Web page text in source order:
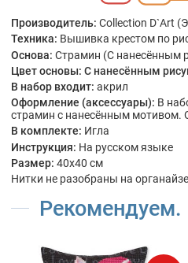
Производитель: Collection D`Art
Техника: Вышивка крестом по
Основа: Страмин (С нанесённым
Цвет основы: С нанесённым
В набор входит: акрил
Оформление (аксессуары): В
страмин с нанесённым мотивом.
В комплекте: Игла
Инструкция: На русском языке
Размер: 40x40 см
Нитки не разобраны на
Рекомендуем.